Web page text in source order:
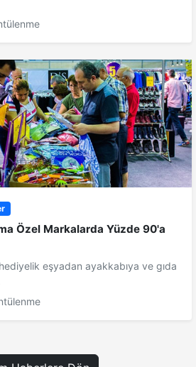
Özel Markalarda Yüzde 90'a
eşyadan ayakkabıya ve gıda